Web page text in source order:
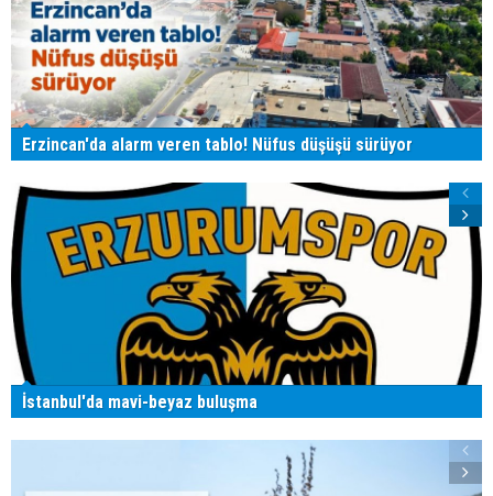
Erzincan'da alarm veren tablo! Nüfus düşüşü sürüyor
İstanbul'da mavi-beyaz buluşma